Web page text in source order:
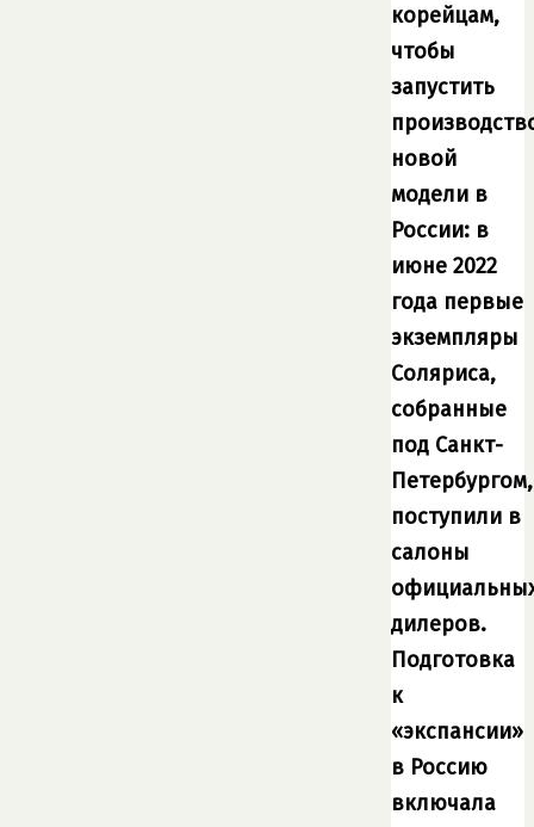
корейцам,
чтобы
запустить
новой
модели в
России: в
июне 2022
года первые
экземпляры
Соляриса,
собранные
под Санкт-
Петербургом,
поступили в
салоны
дилеров.
Подготовка
к
«экспансии»
в Россию
включала